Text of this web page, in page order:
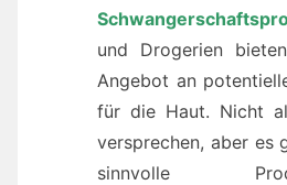
und Drogerien
Angebot an
für die Haut. Nicht
versprechen, aber es
sinnvolle